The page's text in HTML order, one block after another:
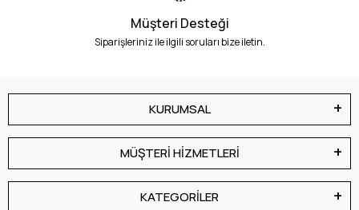
Müşteri Desteği
Siparişleriniz ile ilgili soruları bize iletin.
KURUMSAL
MÜŞTERİ HİZMETLERİ
KATEGORİLER